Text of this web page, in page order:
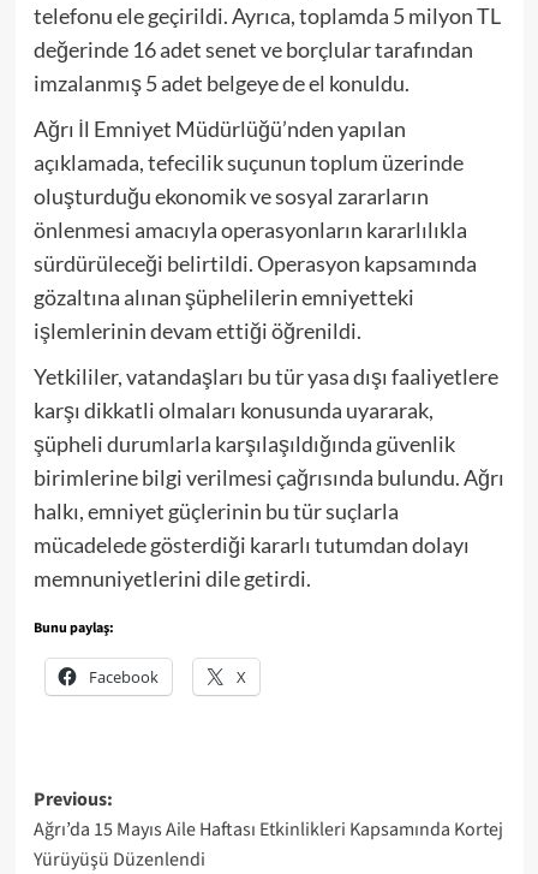
telefonu ele geçirildi. Ayrıca, toplamda 5 milyon TL
değerinde 16 adet senet ve borçlular tarafından
imzalanmış 5 adet belgeye de el konuldu.
Ağrı İl Emniyet Müdürlüğü’nden yapılan
açıklamada, tefecilik suçunun toplum üzerinde
oluşturduğu ekonomik ve sosyal zararların
önlenmesi amacıyla operasyonların kararlılıkla
sürdürüleceği belirtildi. Operasyon kapsamında
gözaltına alınan şüphelilerin emniyetteki
işlemlerinin devam ettiği öğrenildi.
Yetkililer, vatandaşları bu tür yasa dışı faaliyetlere
karşı dikkatli olmaları konusunda uyararak,
şüpheli durumlarla karşılaşıldığında güvenlik
birimlerine bilgi verilmesi çağrısında bulundu. Ağrı
halkı, emniyet güçlerinin bu tür suçlarla
mücadelede gösterdiği kararlı tutumdan dolayı
memnuniyetlerini dile getirdi.
Bunu paylaş:
Facebook X
Post
navigation
Previous:
Ağrı’da 15 Mayıs Aile Haftası Etkinlikleri Kapsamında Kortej
Yürüyüşü Düzenlendi